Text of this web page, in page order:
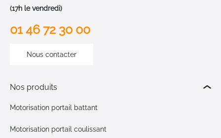
(17h le vendredi)
01 46 72 30 00
Nous contacter
Nos produits
Motorisation portail battant
Motorisation portail coulissant